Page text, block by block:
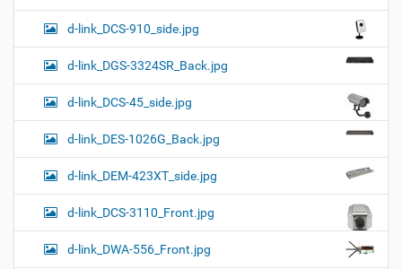
d-link_DCS-910_side.jpg
d-link_DGS-3324SR_Back.jpg
d-link_DCS-45_side.jpg
d-link_DES-1026G_Back.jpg
d-link_DEM-423XT_side.jpg
d-link_DCS-3110_Front.jpg
d-link_DWA-556_Front.jpg